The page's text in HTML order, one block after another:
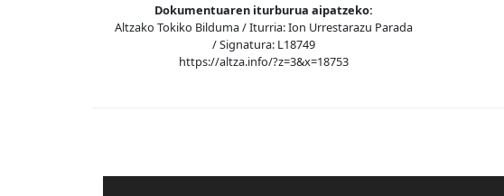
Dokumentuaren iturburua aipatzeko:
Altzako Tokiko Bilduma / Iturria: Ion Urrestarazu Parada
/ Signatura: L18749
https://altza.info/?z=3&x=18753